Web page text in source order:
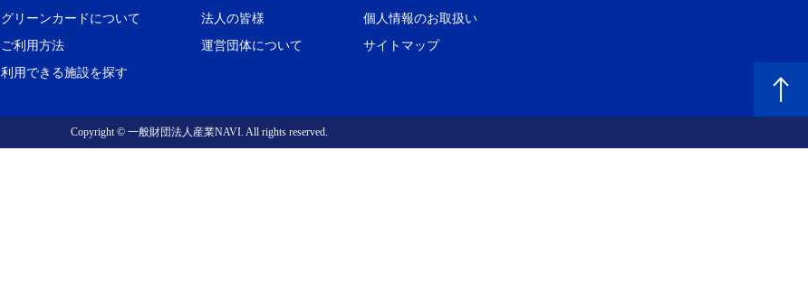
グリーンカードについて
ご利用方法
利用できる施設を探す
法人の皆様
運営団体について
個人情報のお取扱い
サイトマップ
Copyright © 一般財団法人産業NAVI. All rights reserved.